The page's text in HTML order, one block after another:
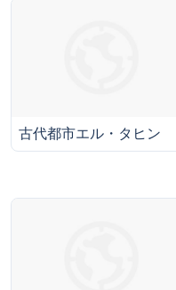
古代都市エル・タヒン